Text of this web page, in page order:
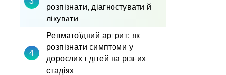
розпізнати, діагностувати й
лікувати
Ревматоїдний артрит: як
розпізнати симптоми у
дорослих і дітей на різних
стадіях